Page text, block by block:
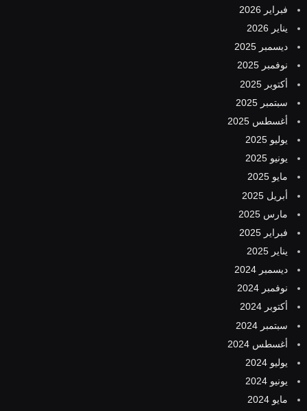
فبراير 2026
يناير 2026
ديسمبر 2025
نوفمبر 2025
أكتوبر 2025
سبتمبر 2025
أغسطس 2025
يوليو 2025
يونيو 2025
مايو 2025
أبريل 2025
مارس 2025
فبراير 2025
يناير 2025
ديسمبر 2024
نوفمبر 2024
أكتوبر 2024
سبتمبر 2024
أغسطس 2024
يوليو 2024
يونيو 2024
مايو 2024